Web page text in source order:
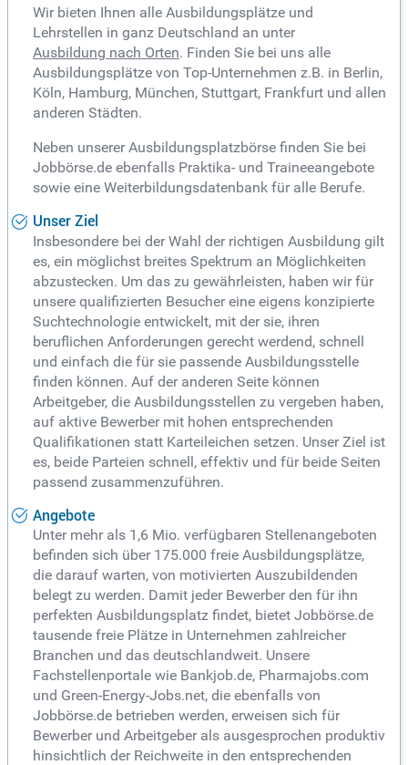
Wir bieten Ihnen alle Ausbildungsplätze und
Lehrstellen in ganz Deutschland an unter
Ausbildung nach Orten. Finden Sie bei uns alle
Ausbildungsplätze von Top-Unternehmen z.B. in Berlin,
Köln, Hamburg, München, Stuttgart, Frankfurt und allen
anderen Städten.
Neben unserer Ausbildungsplatzbörse finden Sie bei
Jobbörse.de ebenfalls Praktika- und Traineeangebote
sowie eine Weiterbildungsdatenbank für alle Berufe.
Unser Ziel
Insbesondere bei der Wahl der richtigen Ausbildung gilt
es, ein möglichst breites Spektrum an Möglichkeiten
abzustecken. Um das zu gewährleisten, haben wir für
unsere qualifizierten Besucher eine eigens konzipierte
Suchtechnologie entwickelt, mit der sie, ihren
beruflichen Anforderungen gerecht werdend, schnell
und einfach die für sie passende Ausbildungsstelle
finden können. Auf der anderen Seite können
Arbeitgeber, die Ausbildungsstellen zu vergeben haben,
auf aktive Bewerber mit hohen entsprechenden
Qualifikationen statt Karteileichen setzen. Unser Ziel ist
es, beide Parteien schnell, effektiv und für beide Seiten
passend zusammenzuführen.
Angebote
Unter mehr als 1,6 Mio. verfügbaren Stellenangeboten
befinden sich über 175.000 freie Ausbildungsplätze,
die darauf warten, von motivierten Auszubildenden
belegt zu werden. Damit jeder Bewerber den für ihn
perfekten Ausbildungsplatz findet, bietet Jobbörse.de
tausende freie Plätze in Unternehmen zahlreicher
Branchen und das deutschlandweit. Unsere
Fachstellenportale wie Bankjob.de, Pharmajobs.com
und Green-Energy-Jobs.net, die ebenfalls von
Jobbörse.de betrieben werden, erweisen sich für
Bewerber und Arbeitgeber als ausgesprochen produktiv
hinsichtlich der Reichweite in den entsprechenden